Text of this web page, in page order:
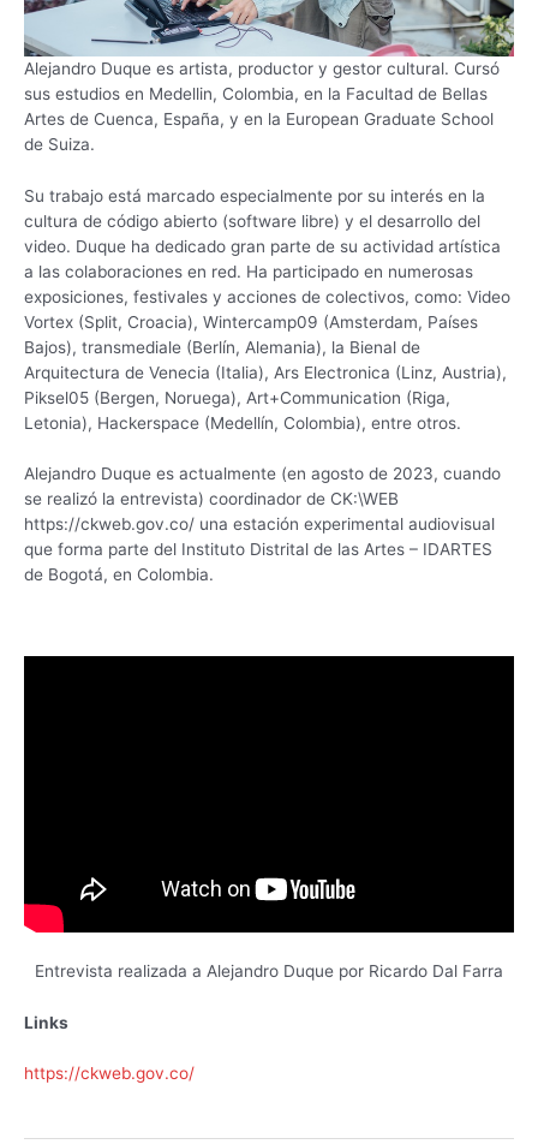
Alejandro Duque es artista, productor y gestor cultural. Cursó
sus estudios en Medellin, Colombia, en la Facultad de Bellas
Artes de Cuenca, España, y en la European Graduate School
de Suiza.
Su trabajo está marcado especialmente por su interés en la
cultura de código abierto (software libre) y el desarrollo del
video. Duque ha dedicado gran parte de su actividad artística
a las colaboraciones en red. Ha participado en numerosas
exposiciones, festivales y acciones de colectivos, como: Video
Vortex (Split, Croacia), Wintercamp09 (Amsterdam, Países
Bajos), transmediale (Berlín, Alemania), la Bienal de
Arquitectura de Venecia (Italia), Ars Electronica (Linz, Austria),
Piksel05 (Bergen, Noruega), Art+Communication (Riga,
Letonia), Hackerspace (Medellín, Colombia), entre otros.
Alejandro Duque es actualmente (en agosto de 2023, cuando
se realizó la entrevista) coordinador de CK:\WEB
https://ckweb.gov.co/ una estación experimental audiovisual
que forma parte del Instituto Distrital de las Artes – IDARTES
de Bogotá, en Colombia.
Entrevista realizada a Alejandro Duque por Ricardo Dal Farra
Links
https://ckweb.gov.co/